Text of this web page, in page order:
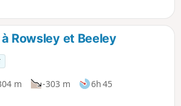
emprunte William
le plateau. La
Kinder Low et Edale
point de départ.
Rowsley et Beeley
m -303 m
6h 45